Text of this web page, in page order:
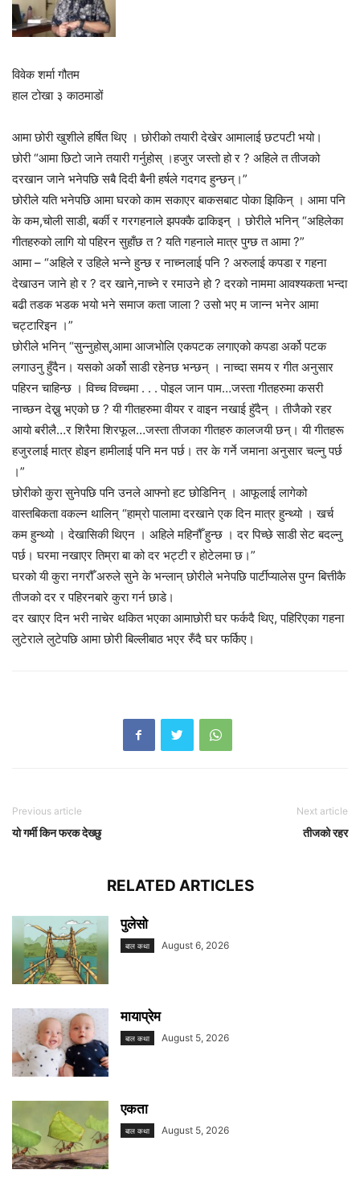
विवेक शर्मा गौतम
हाल टोखा ३ काठमाडों
आमा छोरी खुशीले हर्षित थिए । छोरीको तयारी देखेर आमालाई छटपटी भयो।
छोरी “आमा छिटो जाने तयारी गर्नुहोस् ।हजुर जस्तो हो र ? अहिले त तीजको
दरखान जाने भनेपछि सबै दिदी बैनी हर्षले गदगद हुन्छन्।”
छोरीले यति भनेपछि आमा घरको काम सकाएर बाकसबाट पोका झिकिन् । आमा पनि
के कम,चोली साडी, बर्की र गरग‌हनाले झपक्कै ढाकिइन् । छोरीले भनिन् “अहिलेका
गीतहरुको लागि यो पहिरन सुहाँछ त ? यति गहनाले मात्र पुग्छ त आमा ?”
आमा – “अहिले र उहिले भन्ने हुन्छ र नाच्नलाई पनि ? अरुलाई कपडा र गहना
देखाउन जाने हो र ? दर खाने,नाच्ने र रमाउने हो ? दरको नाममा आवश्यकता भन्दा
बढी तडक भडक भयो भने समाज कता जाला ? उसो भए म जान्न भनेर आमा
चट्टारिइन ।”
छोरीले भनिन् “सुन्नुहोस्,आमा आजभोलि एकपटक लगाएको कपडा अर्को पटक
लगाउनु हुँदैन। यसको अर्को साडी रहेनछ भन्छन् । नाच्दा समय र गीत अनुसार
पहिरन चाहिन्छ । विच्च विच्चमा . . . पोइल जान पाम…जस्ता गीतहरुमा कसरी
नाच्छन देख्नु भएको छ ? यी गीतहरुमा वीयर र वाइन नखाई हुॅदैन् । तीजैको रहर
आयो बरीलै…र शिरैमा शिरफूल…जस्ता तीजका गीतहरु कालजयी छन्। यी गीतहरू
हजुरलाई मात्र होइन हामीलाई पनि मन पर्छ। तर के गर्ने जमाना अनुसार चल्नु पर्छ
।”
छोरीको कुरा सुनेपछि पनि उनले आफ्नो हट छोडिनिन् । आफूलाई लागेको
वास्तबिकता वकल्न थालिन् “हाम्रो पालामा दरखाने एक दिन मात्र हुन्थ्यो । खर्च
कम हुन्थ्यो । देखासिकी थिएन । अहिले महिनौँ हुन्छ । दर पिच्छे साडी सेट बदल्नु
पर्छ। घरमा नखाएर तिम्रा बा को दर भट्टी र होटेलमा छ।”
घरको यी कुरा नगरौँ अरुले सुने के भन्लान् छोरीले भनेपछि पार्टीप्यालेस पुग्न बित्तीकै
तीजको दर र पहिरनबारे कुरा गर्न छाडे।
दर खाएर दिन भरी नाचेर थकित भएका आमाछोरी घर फर्कदै थिए, पहिरिएका गहना
लुटेराले लुटेपछि आमा छोरी बिल्लीबाठ भएर रुँदै घर फर्किए।
Previous article
यो गर्मी किन फरक देख्छु
Next article
तीजको रहर
RELATED ARTICLES
पुलेसो
बाल कथा August 6, 2026
मायाप्रेम
बाल कथा August 5, 2026
एकता
बाल कथा August 5, 2026